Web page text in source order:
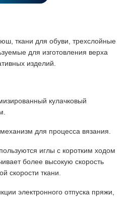
ткани для обуви, трехслойные
для изготовления верха
изделий.
кулачковый
для процесса вязания.
иглы с коротким ходом
более высокую скорость
скорости ткани.
электронного отпуска пряжи,